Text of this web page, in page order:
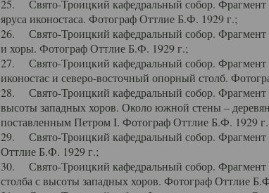
25. Свято-Троицкий кафедральный собор. Фрагмент
яруса иконостаса. Фотограф Оттлие Б.Ф. 1929 г.;
26. Свято-Троицкий кафедральный собор. Фрагмент
и хоры. Фотограф Оттлие Б.Ф. 1929 г.;
27. Свято-Троицкий кафедральный собор. Фрагмент
иконостас и северо-восточный опорный столб.
28. Свято-Троицкий кафедральный собор. Фрагмент
высоты западных хоров. Около южной стены –
поставленным Петром I. Фотограф Оттлие Б.Ф. 1929
29. Свято-Троицкий кафедральный собор. Фрагмент
Оттлие Б.Ф. 1929 г.;
30. Свято-Троицкий кафедральный собор.
столба с высоты западных хоров. Фотограф Оттлие